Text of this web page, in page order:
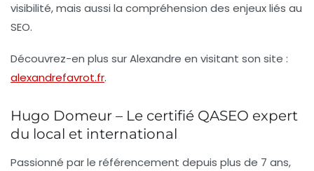
visibilité, mais aussi la compréhension des enjeux liés au
SEO.
Découvrez-en plus sur Alexandre en visitant son site :
alexandrefavrot.fr.
Hugo Domeur – Le certifié QASEO expert
du local et international
Passionné par le référencement depuis plus de 7 ans,